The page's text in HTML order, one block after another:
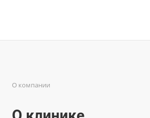
О компании